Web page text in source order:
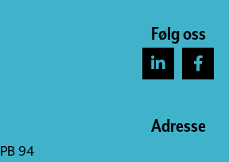
Følg oss
Adresse
PB 94